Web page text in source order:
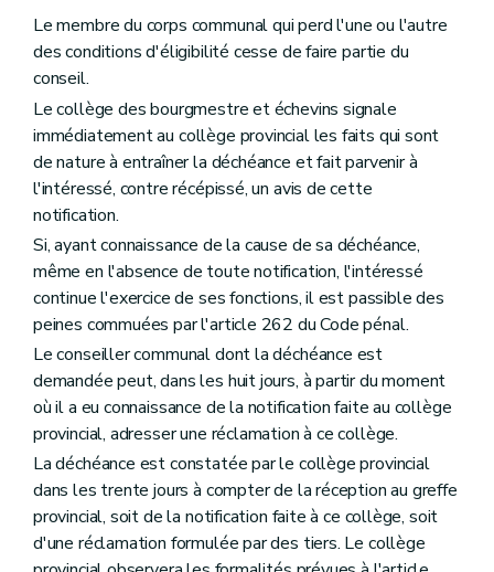
Chapitre II Adoption du budget et règlement des comptes
Art. L1312-1
Art. L1312-2
Art. L1313-1
Chapitre IV Equilibre budgétaire
Art. L1314-1
Art. L1314-2
Chapitre V Règlement général de la comptabilité communale
Titre II
Charges et dépenses
Chapitre unique
Art. L1321-1
Art. L1321-2
Titre III Recettes
Chapitre premier
Dispositions générales
Art. L1331-1
Art. L1331-2
Art. L1331-3
Chapitre II
Financement général des communes
Art. L1332-1
Art. L1332-2
Art. L1332-3
Art. L1332-4
Art. L1332-5
Art. L1332-6
Le membre du corps communal qui perd l'une ou l'autre
des conditions d'éligibilité cesse de faire partie du
conseil.
Le collège des bourgmestre et échevins signale
immédiatement au collège provincial les faits qui sont
de nature à entraîner la déchéance et fait parvenir à
l'intéressé, contre récépissé, un avis de cette
notification.
Si, ayant connaissance de la cause de sa déchéance,
même en l'absence de toute notification, l'intéressé
continue l'exercice de ses fonctions, il est passible des
peines commuées par l'article 262 du Code pénal.
Le conseiller communal dont la déchéance est
demandée peut, dans les huit jours, à partir du moment
où il a eu connaissance de la notification faite au collège
provincial, adresser une réclamation à ce collège.
La déchéance est constatée par le collège provincial
dans les trente jours à compter de la réception au greffe
provincial, soit de la notification faite à ce collège, soit
d'une réclamation formulée par des tiers. Le collège